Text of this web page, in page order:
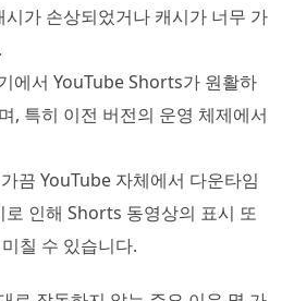
가 손상되었거나 캐시가 너무 가
에서 YouTube Shorts가 원활하
, 특히 이전 버전의 운영 체제에서
가끔 YouTube 자체에서 다운타임
로 인해 Shorts 동영상의 표시 또
칠 수 있습니다.